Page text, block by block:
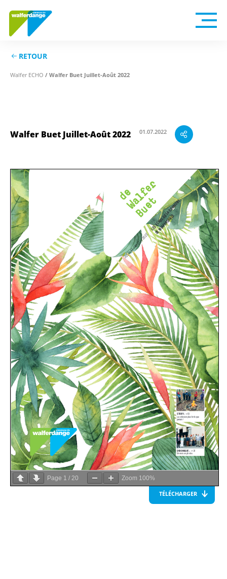
RETOUR
Walfer ECHO / Walfer Buet Juillet-Août 2022
Walfer Buet Juillet-Août 2022 01.07.2022
Page 1 / 20 Zoom 100%
TÉLÉCHARGER